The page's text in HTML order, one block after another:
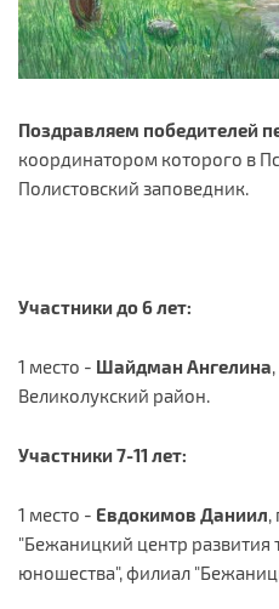
Поздравляем победителей
координатором которого в
Полистовский заповедник.
Участники до 6 лет:
1 место - Шайдман Ангелина
Великолукский район.
Участники 7-11 лет:
1 место - Евдокимов Даниил,
"Бежаницкий центр развития
юношества", филиал